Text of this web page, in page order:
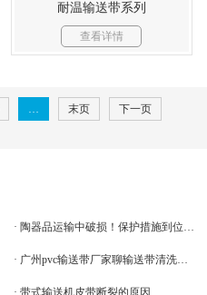
耐温输送带系列
查看详情
… 末页 下一页
· 陶器品运输中破损！保护措施到位了吗？海绵输送带拯救这一切
· 广州pvc输送带厂家聊输送带清洗需要注意什么？
· 带式输送机皮带断裂的原因